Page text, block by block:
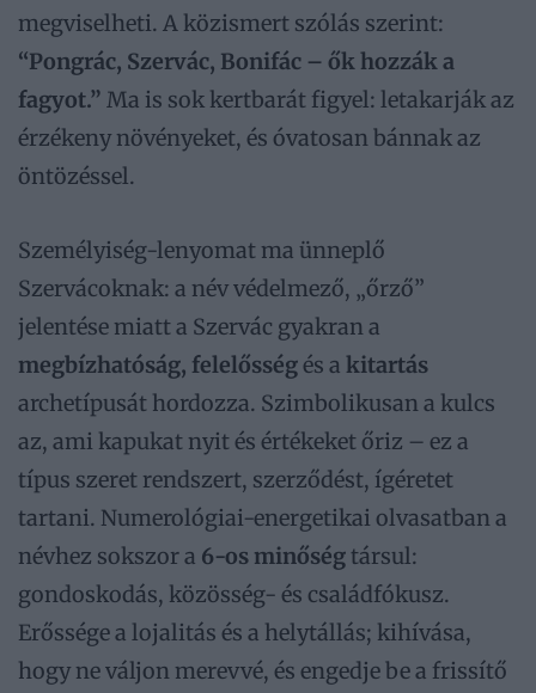
megviselheti. A közismert szólás szerint:
“Pongrác, Szervác, Bonifác – ők hozzák a
fagyot.” Ma is sok kertbarát figyel: letakarják az
érzékeny növényeket, és óvatosan bánnak az
öntözéssel.
Személyiség-lenyomat ma ünneplő
Szervácoknak: a név védelmező, „őrző”
jelentése miatt a Szervác gyakran a
megbízhatóság, felelősségés a kitartás
archetípusát hordozza. Szimbolikusan a kulcs
az, ami kapukat nyit és értékeket őriz – ez a
típus szeret rendszert, szerződést, ígéretet
tartani. Numerológiai-energetikai olvasatban a
névhez sokszor a 6-os minőségtársul:
gondoskodás, közösség- és családfókusz.
Erőssége a lojalitás és a helytállás; kihívása,
hogy ne váljon merevvé, és engedje be a frissítő